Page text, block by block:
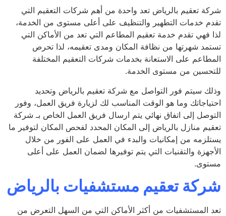
تعقيم بالرياض تعد واحدة من أهم شركات التعقيم التي
خدمات التطهير والتنظيف على أعلى مستوى من الخدمة،
فهي تقدم خدمة تعقيم المطاعم التي تعد من الأماكن التي
شهرتها من نظافة المكان ومدى تعقيمه، لذا تحرص
على الاستعانة بخدمات شركات التعقيم المختلفة
من مستوى الخدمة.
سيتم فور التواصل مع شركة تعقيم بالرياض وتحديد
وما هو الوقت المناسب لك لزيارة فريق العمل، وفور
إلى اتفاق نهائي يتم ارسال فريق العمل الخاص بـ شركة
منازل بالرياض إلى المكان المحدد لفحص المكان لتوفير ما
من إمكانيات والبدء في العمل على الفور من خلال
والتقنيات التي يتم توفيرها لضمان العمل على أعلى
تعقيم مستشفيات بالرياض
المستشفيات من أكثر الأماكن التي من السهل التعرض من